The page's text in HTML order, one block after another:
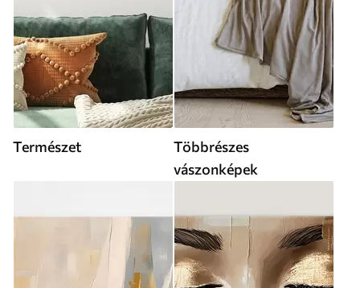
Természet
Többrészes
vászonképek